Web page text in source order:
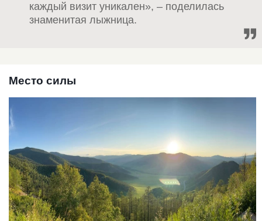
каждый визит уникален», – поделилась
знаменитая лыжница.
Место силы